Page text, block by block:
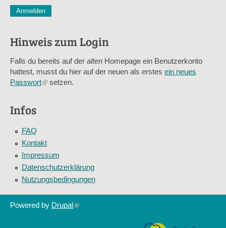
Diese Sicherheitsfrage überprüft, ob Sie ein menschlicher
Sag mir nicht, wie viele Sternlein stehen
Hinweis zum Login
Falls du bereits auf der alten Homepage ein Benutzerkonto
hattest, musst du hier auf der neuen als erstes ein neues
Passwort(linksetzen.
Infos
FAQ
Kontakt
Impressum
Datenschutzerklärung
Nutzungsbedingungen
Powered by Drupal(link